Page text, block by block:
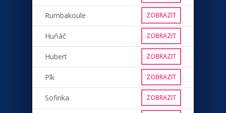
Rumbakoule ZOBRAZIT
Huňáč ZOBRAZIT
Hubert ZOBRAZIT
Plk ZOBRAZIT
Sofinka ZOBRAZIT